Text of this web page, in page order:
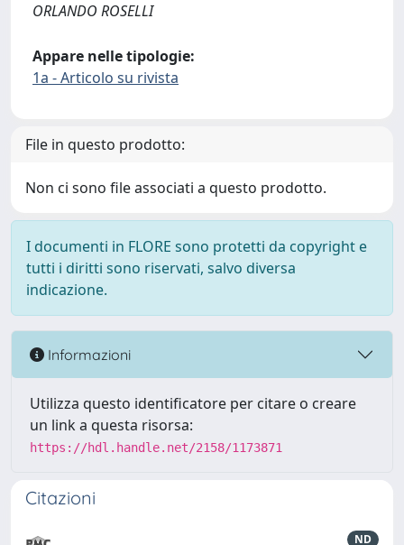
ORLANDO ROSELLI
Appare nelle tipologie:
1a - Articolo su rivista
File in questo prodotto:
Non ci sono file associati a questo prodotto.
I documenti in FLORE sono protetti da copyright e
tutti i diritti sono riservati, salvo diversa
indicazione.
Informazioni
Utilizza questo identificatore per citare o creare
un link a questa risorsa:
https://hdl.handle.net/2158/1173871
Citazioni
ND